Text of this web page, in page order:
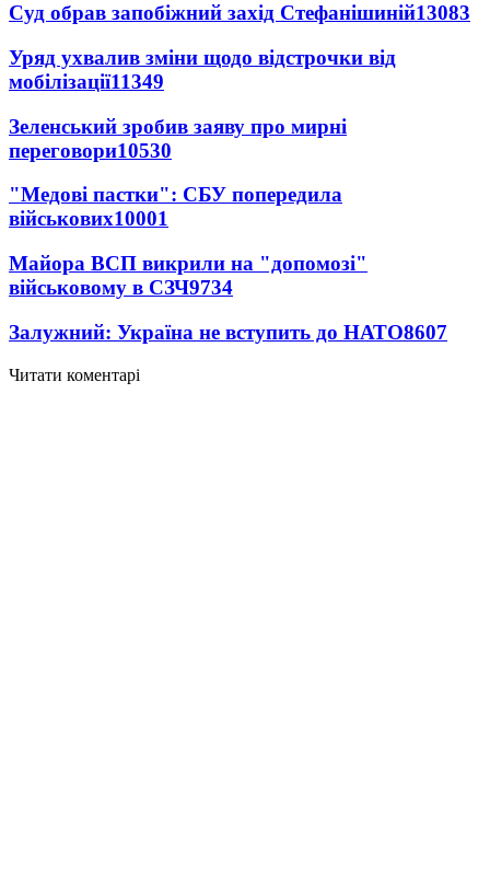
Суд обрав запобіжний захід Стефанішиній13083
Уряд ухвалив зміни щодо відстрочки від
мобілізації11349
Зеленський зробив заяву про мирні
переговори10530
"Медові пастки": СБУ попередила
військових10001
Майора ВСП викрили на "допомозі"
військовому в СЗЧ9734
Залужний: Україна не вступить до НАТО8607
Читати коментарі